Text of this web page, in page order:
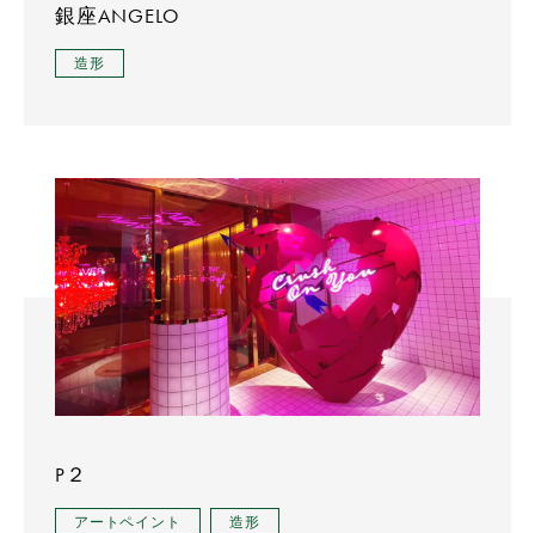
銀座ANGELO
造形
P２
アートペイント 造形